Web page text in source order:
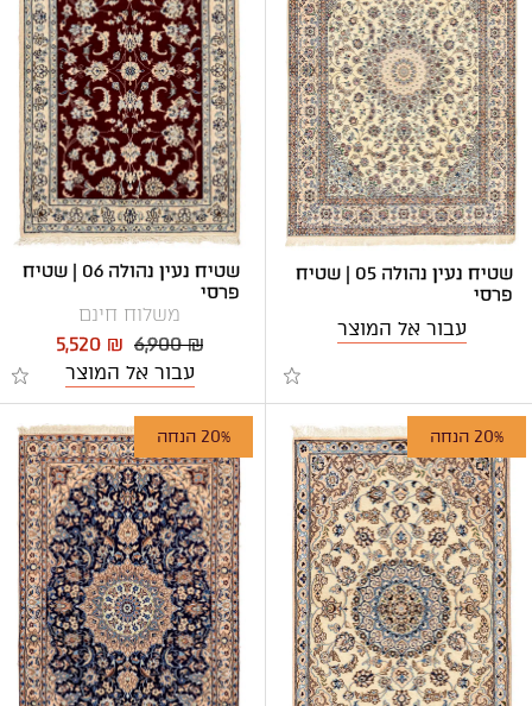
שטיח נעין נהולה 05 | שטיח
פרסי
עבור אל המוצר
שטיח נעין נהולה 06 | שטיח
פרסי
משלוח חינם
6,900 ₪
5,520 ₪
עבור אל המוצר
20% הנחה 20% הנחה